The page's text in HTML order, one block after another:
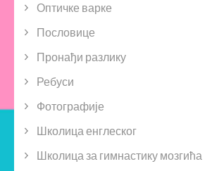
Оптичке варке
Пословице
Пронађи разлику
Ребуси
Фотографије
Школица енглеског
Школица за гимнастику мозгића